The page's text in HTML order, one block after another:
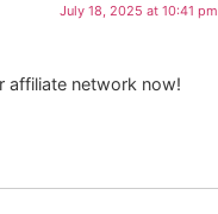
July 18, 2025 at 10:41 pm
affiliate network now!